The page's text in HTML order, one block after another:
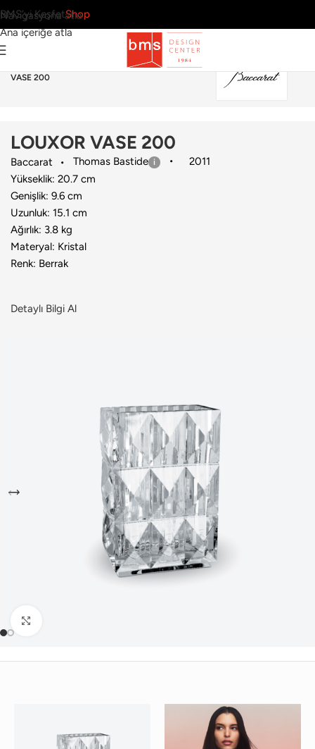
Navigasyona atla
Ana içeriğe atla
BMS’yi KeşfetShop
Baccarat› LOUXOR
VASE 200
LOUXOR VASE 200
Baccarat Thomas Bastide
2011
Yükseklik: 20.7 cm
Genişlik: 9.6 cm
Uzunluk: 15.1 cm
Ağırlık: 3.8 kg
Materyal: Kristal
Renk: Berrak
Detaylı Bilgi Al